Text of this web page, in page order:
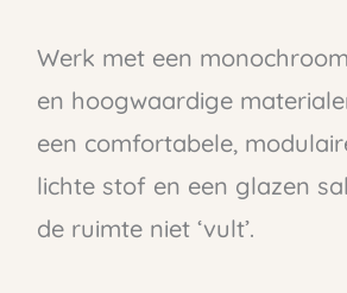
Werk met een
en hoogwaardige
een comfortabele,
lichte stof en een glazen
de ruimte niet ‘vult’.